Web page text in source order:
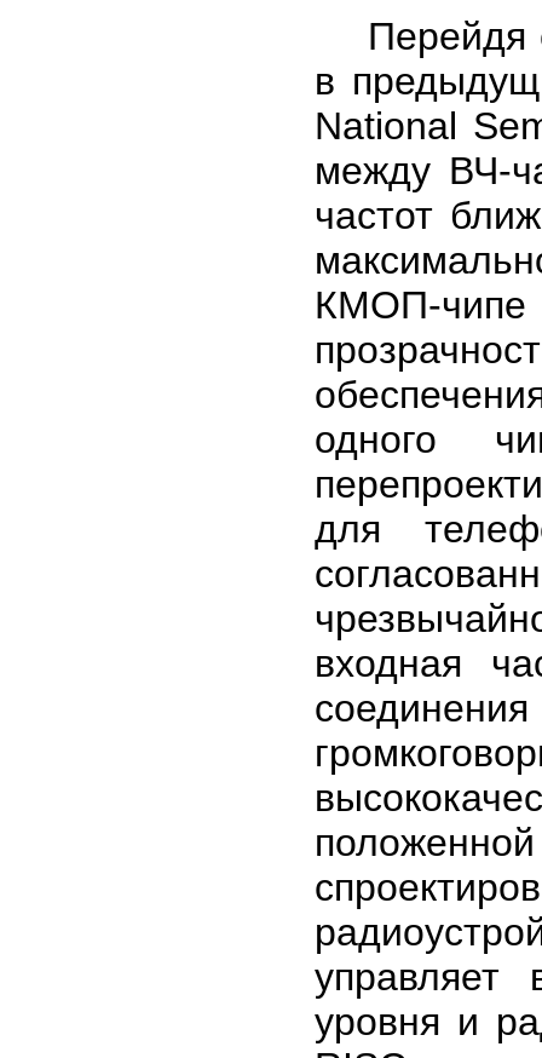
Перейдя с
в
National
между ВЧ-
частот
КМОП-чипе
одного
для
входная
управляет
уровня и